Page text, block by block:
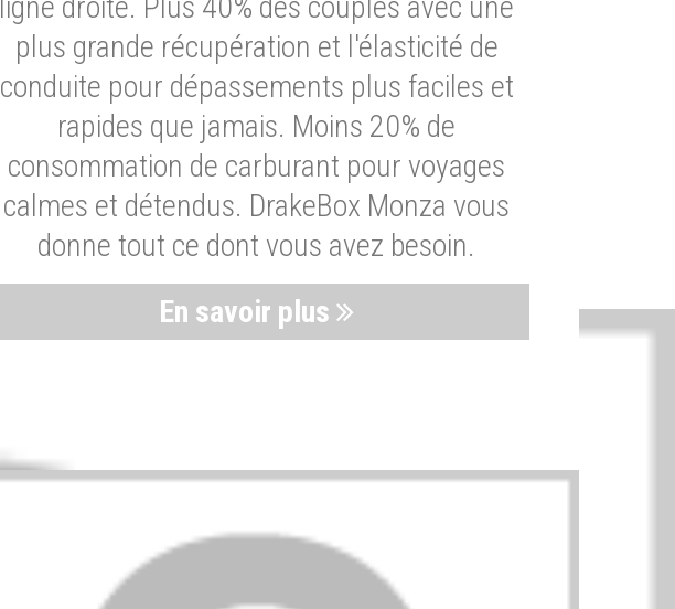
plus grande récupération et l'élasticité de
conduite pour dépassements plus faciles et
rapides que jamais. Moins 20% de
consommation de carburant pour voyages
calmes et détendus. DrakeBox Monza vous
donne tout ce dont vous avez besoin.
En savoir plus